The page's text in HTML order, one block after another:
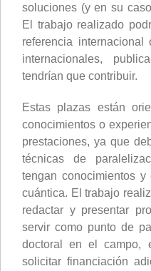
soluciones (y en su
El trabajo realizado
referencia
internacionales,
tendrían que contribuir.
Estas plazas están
conocimientos o
prestaciones, ya que
técnicas de
tengan conocimientos y
cuántica. El trabajo
redactar y presentar
servir como punto de
doctoral en el campo,
solicitar financiación